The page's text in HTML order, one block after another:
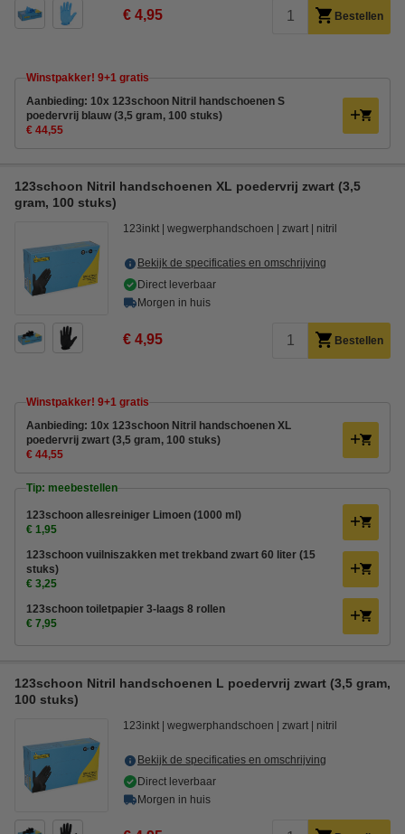
€ 4,95 Bestellen
Winstpakker! 9+1 gratis
Aanbieding: 10x 123schoon Nitril handschoenen S
poedervrij blauw (3,5 gram, 100 stuks)
€ 44,55
123schoon Nitril handschoenen XL poedervrij zwart (3,5
gram, 100 stuks)
123inkt wegwerphandschoen zwart nitril
Bekijk de specificaties en omschrijving
Direct leverbaar
Morgen in huis
€ 4,95 Bestellen
Winstpakker! 9+1 gratis
Aanbieding: 10x 123schoon Nitril handschoenen XL
poedervrij zwart (3,5 gram, 100 stuks)
€ 44,55
Tip: meebestellen
123schoon allesreiniger Limoen (1000 ml)
€ 1,95
123schoon vuilniszakken met trekband zwart 60 liter (15
stuks)
€ 3,25
123schoon toiletpapier 3-laags 8 rollen
€ 7,95
123schoon Nitril handschoenen L poedervrij zwart (3,5 gram,
100 stuks)
123inkt wegwerphandschoen zwart nitril
Bekijk de specificaties en omschrijving
Direct leverbaar
Morgen in huis